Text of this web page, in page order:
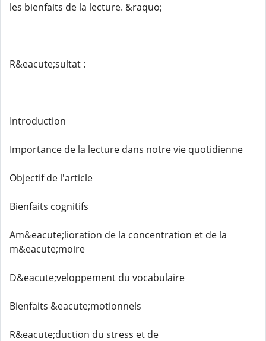
les bienfaits de la lecture. &raquo;
R&eacute;sultat :
Introduction
Importance de la lecture dans notre vie quotidienne
Objectif de l'article
Bienfaits cognitifs
Am&eacute;lioration de la concentration et de la
m&eacute;moire
D&eacute;veloppement du vocabulaire
Bienfaits &eacute;motionnels
R&eacute;duction du stress et de